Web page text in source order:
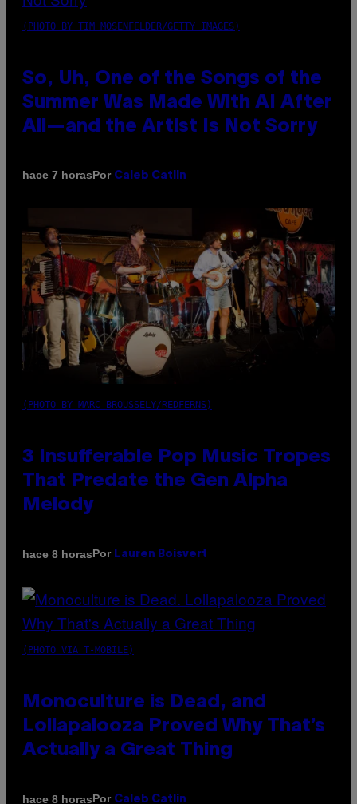
(PHOTO BY TIM MOSENFELDER/GETTY IMAGES)
So, Uh, One of the Songs of the
Summer Was Made With AI After
All—and the Artist Is Not Sorry
hace 7 horasPor Caleb Catlin
(PHOTO BY MARC BROUSSELY/REDFERNS)
3 Insufferable Pop Music Tropes
That Predate the Gen Alpha
Melody
hace 8 horasPor Lauren Boisvert
(PHOTO VIA T-MOBILE)
Monoculture is Dead, and
Lollapalooza Proved Why That’s
Actually a Great Thing
hace 8 horasPor Caleb Catlin